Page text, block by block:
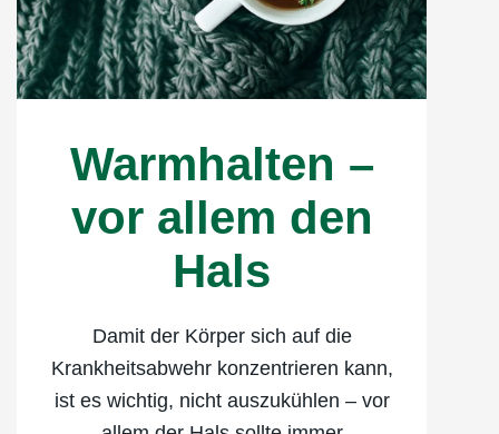
Warmhalten –
vor allem den
Hals
Damit der Körper sich auf die
Krankheitsabwehr konzentrieren kann,
ist es wichtig, nicht auszukühlen – vor